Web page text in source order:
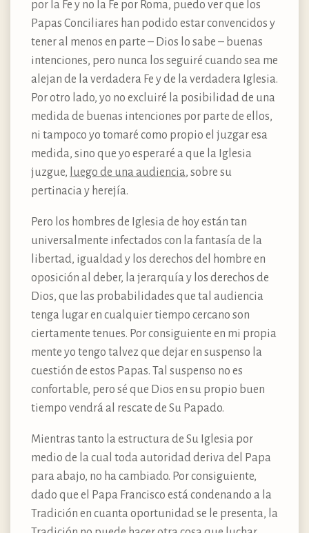
por la Fe y no la Fe por Roma, puedo ver que los
Papas Conciliares han podido estar convencidos y
tener al menos en parte – Dios lo sabe – buenas
intenciones, pero nunca los seguiré cuando sea me
alejan de la verdadera Fe y de la verdadera Iglesia.
Por otro lado, yo no excluiré la posibilidad de una
medida de buenas intenciones por parte de ellos,
ni tampoco yo tomaré como propio el juzgar esa
medida, sino que yo esperaré a que la Iglesia
juzgue, luego de una audiencia, sobre su
pertinacia y herejía.
Pero los hombres de Iglesia de hoy están tan
universalmente infectados con la fantasía de la
libertad, igualdad y los derechos del hombre en
oposición al deber, la jerarquía y los derechos de
Dios, que las probabilidades que tal audiencia
tenga lugar en cualquier tiempo cercano son
ciertamente tenues. Por consiguiente en mi propia
mente yo tengo talvez que dejar en suspenso la
cuestión de estos Papas. Tal suspenso no es
confortable, pero sé que Dios en su propio buen
tiempo vendrá al rescate de Su Papado.
Mientras tanto la estructura de Su Iglesia por
medio de la cual toda autoridad deriva del Papa
para abajo, no ha cambiado. Por consiguiente,
dado que el Papa Francisco está condenando a la
Tradición en cuanta oportunidad se le presenta, la